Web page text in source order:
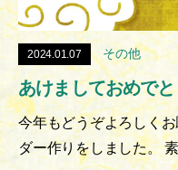
2024.01.07 その他
あけましておめでと
今年もどうぞよろしく
ダー作りをしました。